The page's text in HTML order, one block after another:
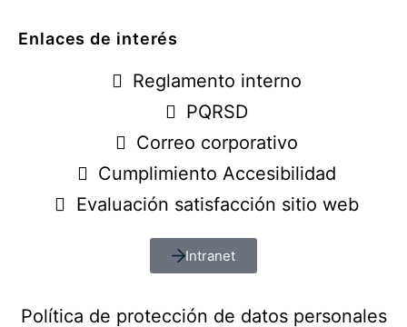
Enlaces de interés
Reglamento interno
PQRSD
Correo corporativo
Cumplimiento Accesibilidad
Evaluación satisfacción sitio web
Intranet
Política de protección de datos personales